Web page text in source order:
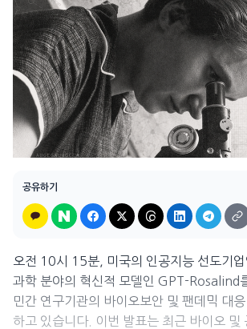
공유하기
오전 10시 15분, 미국의 인공지능 선도기
과학 분야의 혁신적 모델인 GPT-Rosalind
민간 연구기관의 바이오보안 및 팬데믹 대
하고 있습니다. 이번 발표는 최근 바이오 및